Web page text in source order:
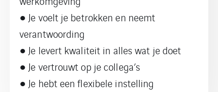
● Je voelt je betrokken en neemt
verantwoording
● Je levert kwaliteit in alles wat je doet
● Je vertrouwt op je collega’s
● Je hebt een flexibele instelling